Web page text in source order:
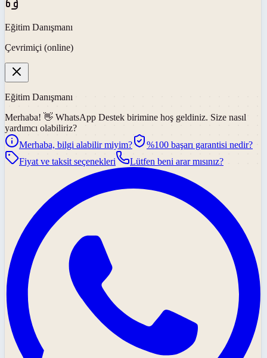
Eğitim Danışmanı
Çevrimiçi (online)
Eğitim Danışmanı
Merhaba! 👋 WhatsApp Destek birimine hoş geldiniz. Size nasıl
yardımcı olabiliriz?
Merhaba, bilgi alabilir miyim?
%100 başarı garantisi nedir?
Fiyat ve taksit seçenekleri
Lütfen beni arar mısınız?